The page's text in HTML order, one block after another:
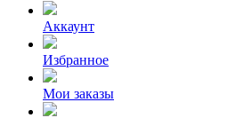
Аккаунт
Избранное
Мои заказы